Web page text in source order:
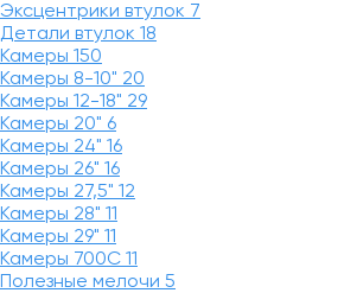
Эксцентрики втулок 7
Детали втулок 18
Камеры 150
Камеры 8-10" 20
Камеры 12-18" 29
Камеры 20" 6
Камеры 24" 16
Камеры 26" 16
Камеры 27,5" 12
Камеры 28" 11
Камеры 29" 11
Камеры 700C 11
Полезные мелочи 5